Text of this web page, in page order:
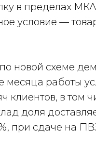
в пределах
условие —
новой схеме
месяца работы
клиентов, в том
доля
при сдаче на